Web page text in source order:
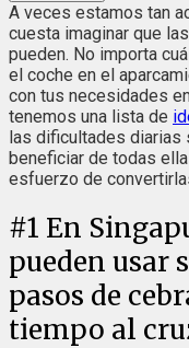
A veces estamos tan
cuesta imaginar que
pueden. No importa
el coche en el
con tus necesidades
tenemos una lista de
las dificultades diarias
beneficiar de todas
esfuerzo de
#1 En
pueden usar
pasos de
tiempo al